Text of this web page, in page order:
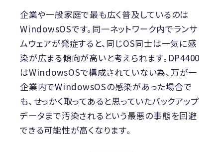
企業や一般家庭で最も広く普及しているのは
WindowsOSです。同一ネットワーク内でランサ
ムウェアが発症すると、同じOS同士は一気に感
染が広まる傾向が高いと考えられます。DP4400
はWindowsOSで構成されていない為、万が一
企業内でWindowsOSの感染があった場合で
も、せっかく取ってあると思っていたバックアップ
データまで汚染されるという最悪の事態を回避
できる可能性が高くなります。